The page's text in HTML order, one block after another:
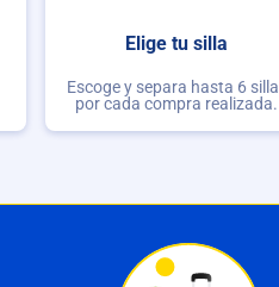
Elige tu silla
Escoge y separa hasta 6
por cada compra realizada.